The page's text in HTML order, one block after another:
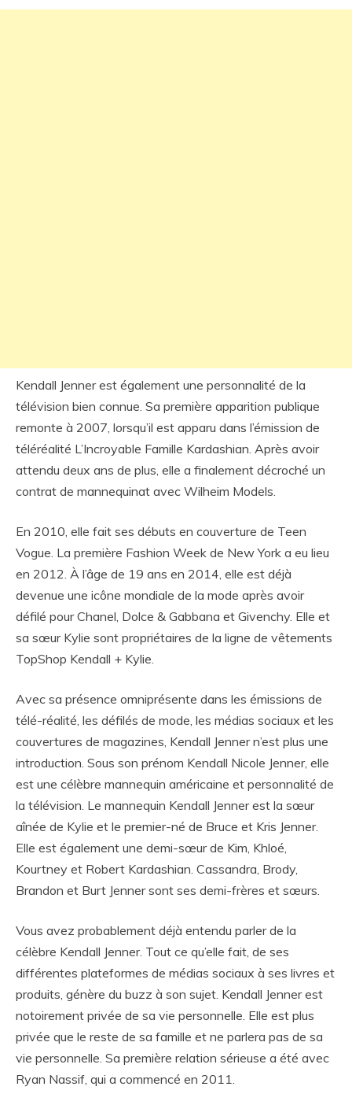
Kendall Jenner est également une personnalité de la
télévision bien connue. Sa première apparition publique
remonte à 2007, lorsqu’il est apparu dans l’émission de
téléréalité L’Incroyable Famille Kardashian. Après avoir
attendu deux ans de plus, elle a finalement décroché un
contrat de mannequinat avec Wilheim Models.
En 2010, elle fait ses débuts en couverture de Teen
Vogue. La première Fashion Week de New York a eu lieu
en 2012. À l’âge de 19 ans en 2014, elle est déjà
devenue une icône mondiale de la mode après avoir
défilé pour Chanel, Dolce & Gabbana et Givenchy. Elle et
sa sœur Kylie sont propriétaires de la ligne de vêtements
TopShop Kendall + Kylie.
Avec sa présence omniprésente dans les émissions de
télé-réalité, les défilés de mode, les médias sociaux et les
couvertures de magazines, Kendall Jenner n’est plus une
introduction. Sous son prénom Kendall Nicole Jenner, elle
est une célèbre mannequin américaine et personnalité de
la télévision. Le mannequin Kendall Jenner est la sœur
aînée de Kylie et le premier-né de Bruce et Kris Jenner.
Elle est également une demi-sœur de Kim, Khloé,
Kourtney et Robert Kardashian. Cassandra, Brody,
Brandon et Burt Jenner sont ses demi-frères et sœurs.
Vous avez probablement déjà entendu parler de la
célèbre Kendall Jenner. Tout ce qu’elle fait, de ses
différentes plateformes de médias sociaux à ses livres et
produits, génère du buzz à son sujet. Kendall Jenner est
notoirement privée de sa vie personnelle. Elle est plus
privée que le reste de sa famille et ne parlera pas de sa
vie personnelle. Sa première relation sérieuse a été avec
Ryan Nassif, qui a commencé en 2011.